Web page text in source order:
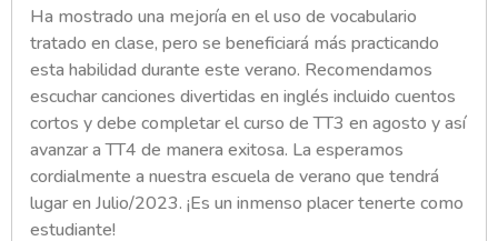
Ha mostrado una mejoría en el uso de vocabulario
tratado en clase, pero se beneficiará más practicando
esta habilidad durante este verano. Recomendamos
escuchar canciones divertidas en inglés incluido cuentos
cortos y debe completar el curso de TT3 en agosto y así
avanzar a TT4 de manera exitosa. La esperamos
cordialmente a nuestra escuela de verano que tendrá
lugar en Julio/2023. ¡Es un inmenso placer tenerte como
estudiante!